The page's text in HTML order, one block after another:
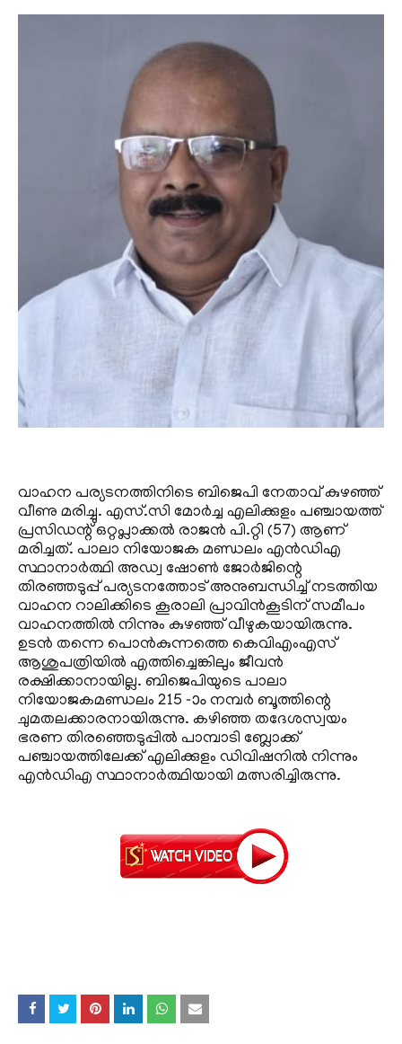
വാഹന പര്യടനത്തിനിടെ ബിജെപി നേതാവ് കുഴഞ്ഞ്
വീണു മരിച്ചു. എസ്.സി മോര്‍ച്ച എലിക്കുളം പഞ്ചായത്ത്
പ്രസിഡന്റ് ഒറ്റപ്ലാക്കല്‍ രാജന്‍ പി.റ്റി (57) ആണ്
മരിച്ചത്. പാലാ നിയോജക മണ്ഡലം എന്‍ഡിഎ
സ്ഥാനാര്‍ത്ഥി അഡ്വ ഷോണ്‍ ജോര്‍ജിന്റെ
തിരഞ്ഞടുപ്പ് പര്യടനത്തോട് അനുബന്ധിച്ച് നടത്തിയ
വാഹന റാലിക്കിടെ കൂരാലി പ്രാവിന്‍കൂടിന് സമീപം
വാഹനത്തില്‍ നിന്നും കുഴഞ്ഞ് വീഴുകയായിരുന്നു.
ഉടന്‍ തന്നെ പൊന്‍കുന്നത്തെ കെവിഎംഎസ്
ആശുപത്രിയില്‍ എത്തിച്ചെങ്കിലും ജീവന്‍
രക്ഷിക്കാനായില്ല. ബിജെപിയുടെ പാലാ
നിയോജകമണ്ഡലം 215 -ാം നമ്പര്‍ ബൂത്തിന്റെ
ചുമതലക്കാരനായിരുന്നു. കഴിഞ്ഞ തദേശസ്വയം
ഭരണ തിരഞ്ഞെടുപ്പില്‍ പാമ്പാടി ബ്ലോക്ക്
പഞ്ചായത്തിലേക്ക് എലിക്കുളം ഡിവിഷനില്‍ നിന്നും
എന്‍ഡിഎ സ്ഥാനാര്‍ത്ഥിയായി മത്സരിച്ചിരുന്നു.